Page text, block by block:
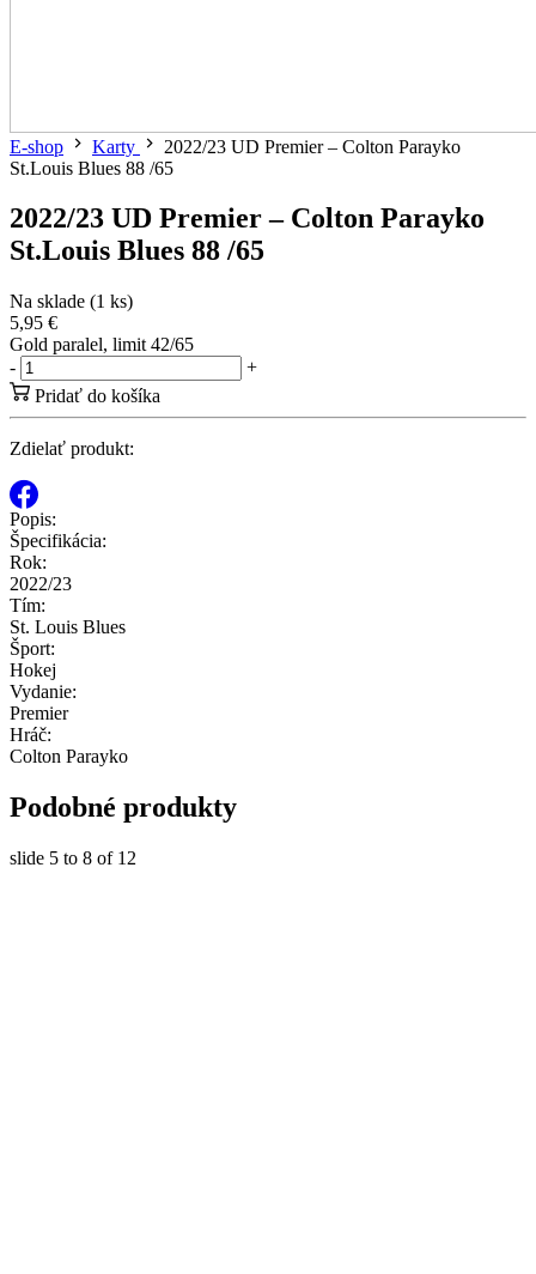
E-shop Karty
2022/23 UD Premier – Colton Parayko
St.Louis Blues 88 /65
2022/23 UD Premier – Colton Parayko
St.Louis Blues 88 /65
Na sklade (1 ks)
5,95 €
Gold paralel, limit 42/65
-
+
Pridať do košíka
Zdielať produkt:
Popis:
Špecifikácia:
Rok:
2022/23
Tím:
St. Louis Blues
Šport:
Hokej
Vydanie:
Premier
Hráč:
Colton Parayko
Podobné produkty
slide 5 to 8 of 12